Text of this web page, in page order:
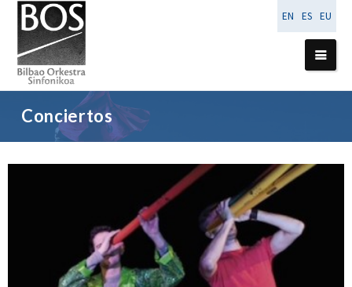
EN ES EU
Conciertos